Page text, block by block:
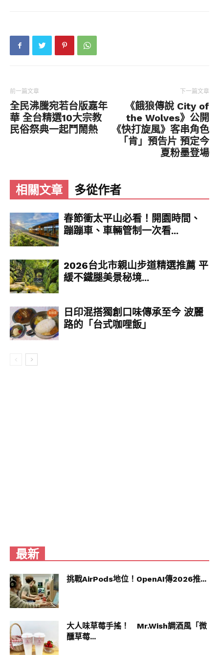
淨澄澈的美景令人驚艷！咖啡店佔地600多坪，僅
設有室內14席、戶外50席，空間寬敞舒適、視野開
打卡熱點，無論人潮多寡，都可以悠然享受片刻寧
靜。
北漂返鄉的老闆夫婦堅持的人生哲學，便是奢侈地
他們從小到大的生活棲地，而「慢咖啡」則希望來
訪的每個人都能放慢步調，隨時來杯咖啡，Chill一
物、吐司，招牌美食「阿嬤剝皮辣椒水餃」更是出
自老闆母親之手。清晨，阿公會起來除草，店內角
落還能發現老闆娘親手彩繪的石頭，處處洋溢溫馨
物同行，加上笑容甜美的店員，讓整間店充滿自在
愜意的氛圍！
面海盪鞦韆。(行遍天下提供)
DATA
地址：花蓮縣壽豐鄉鹽寮村大橋24-2號
佳，能俯瞰美崙溪入海口、花蓮港及遼闊的太平洋
海景，成為當地不可錯過的景觀勝地。
松園別館景觀。(行遍天下提供)
松園別館室內風格相當文青。(行遍天下提供)
前一篇文章
全民沸騰宛若台版嘉年
華 全台精選10大宗教
民俗祭典一起鬥鬧熱
下一篇文章
《餓狼傳說 City of
the Wolves》公開
《快打旋風》客串角色
「肯」預告片 預定今
夏粉墨登場
相關文章 多從作者
春節衝太平山必看！開園時間、
蹦蹦車、車輛管制一次看...
2026台北市親山步道精選推薦 平
緩不鐵腿美景秘境...
日印混搭獨創口味傳承至今 波麗
路的「台式咖哩飯」
最新
挑戰AirPods地位！OpenAI傳2026推...
大人味草莓手搖！ Mr.Wish調酒風「微
醺草莓...